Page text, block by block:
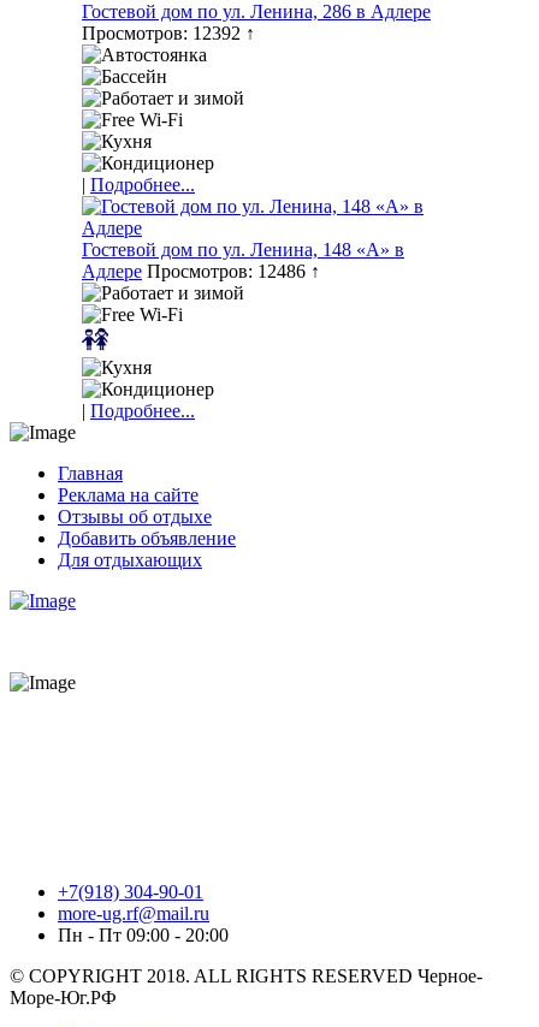
Гостевой дом по ул. Ленина, 286 в Адлере
Просмотров: 12392 ↑
| Подробнее...
Гостевой дом по ул. Ленина, 148 «А» в
Адлере Просмотров: 12486 ↑
| Подробнее...
Главная
Реклама на сайте
Отзывы об отдыхе
Добавить объявление
Для отдыхающих
+7(918) 304-90-01
more-ug.rf@mail.ru
Пн - Пт 09:00 - 20:00
© COPYRIGHT 2018. ALL RIGHTS RESERVED Черное-
Море-Юг.РФ